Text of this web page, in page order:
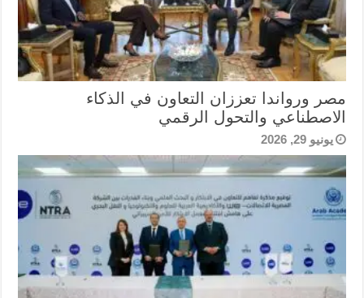
مصر ورواندا تعززان التعاون في الذكاء
الاصطناعي والتحول الرقمي
يونيو 29, 2026